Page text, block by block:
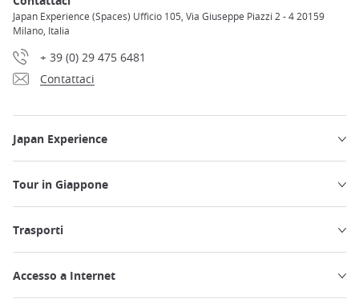
Japan Experience (Spaces) Ufficio 105, Via Giuseppe Piazzi 2 - 4 20159
Milano, Italia
+ 39 (0) 29 475 6481
Contattaci
Japan Experience
Tour in Giappone
Trasporti
Accesso a Internet